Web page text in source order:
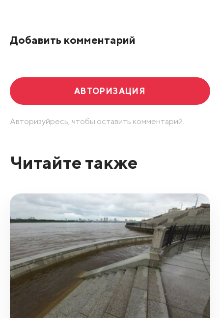
Добавить комментарий
АВТОРИЗАЦИЯ
Авторизуйресь, чтобы оставить комментарий.
Читайте также